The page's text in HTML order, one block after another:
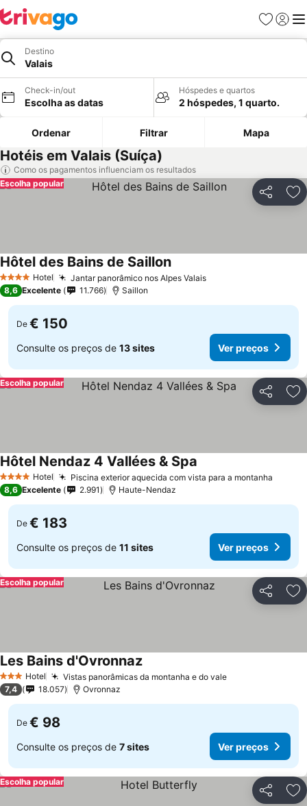
Favoritos
Iniciar
Destino
Valais
Check-in/out
Escolha as datas
Hóspedes e quartos
2 hóspedes, 1 quarto.
Ordenar Filtrar Mapa
Hotéis em Valais (Suíça)
Como os pagamentos influenciam os resultados
Partilhar
Escolha popular
4 EstrelasHotel Jantar panorâmico nos Alpes Valais
Hôtel des Bains de Saillon
8,6 Excelente 11.766 Saillon
De € 150
Consulte os preços de 13 sites Ver preços
Partilhar
Escolha popular
4 EstrelasHotel Piscina exterior aquecida com vista para a montanha
Hôtel Nendaz 4 Vallées & Spa
8,6 Excelente 2.991 Haute-Nendaz
De € 183
Consulte os preços de 11 sites Ver preços
Partilhar
Escolha popular
3 EstrelasHotel Vistas panorâmicas da montanha e do vale
Les Bains d'Ovronnaz
7,4 18.057 Ovronnaz
De € 98
Consulte os preços de 7 sites Ver preços
Partilhar
Escolha popular